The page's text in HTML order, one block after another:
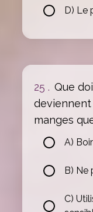
D) Le
25 . Que
deviennent
manges
A)
B) Ne
C)